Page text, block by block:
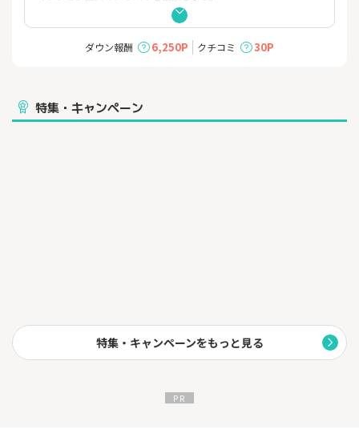
マンションのオーナーになって家賃収入を得る「不動産投資」。
不動産投資は数ある投資商品の中でも比較的リスクが低いとさ
初めての方や慎重派の方でもお気軽にご相談いただけます。
不動産の投資のやり方まで詳しくご説明します。
まずは無料でご相談ください。
ダウン報酬 6,250P クチコミ 30P
特集・キャンペーン
特集・キャンペーンをもっと見る